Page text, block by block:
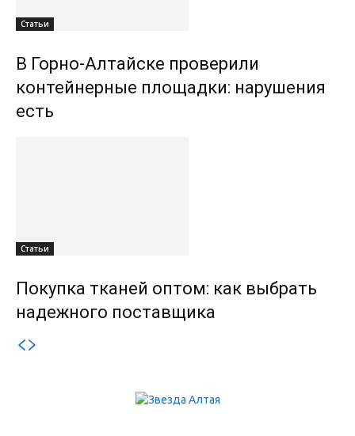
Статьи
В Горно-Алтайске проверили
контейнерные площадки: нарушения
есть
Статьи
Покупка тканей оптом: как выбрать
надежного поставщика